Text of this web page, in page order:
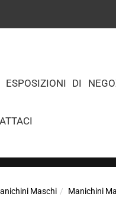
DI
Maschi Manichini